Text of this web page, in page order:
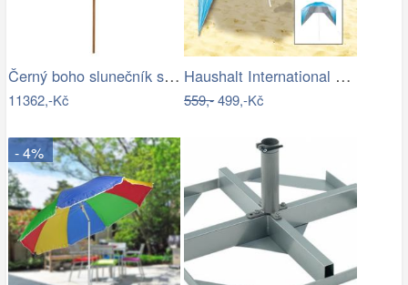
Černý boho slunečník s dřevěnou tyčí a…
11362,-Kč
Haushalt International Plážový…
559,-499,-Kč
- 4%